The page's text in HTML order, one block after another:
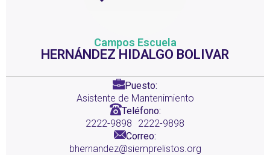
Campos Escuela
HERNÁNDEZ HIDALGO BOLIVAR
Puesto:
Asistente de Mantenimiento
Teléfono:
2222-9898
2222-9898
Correo:
bhernandez@siemprelistos.org